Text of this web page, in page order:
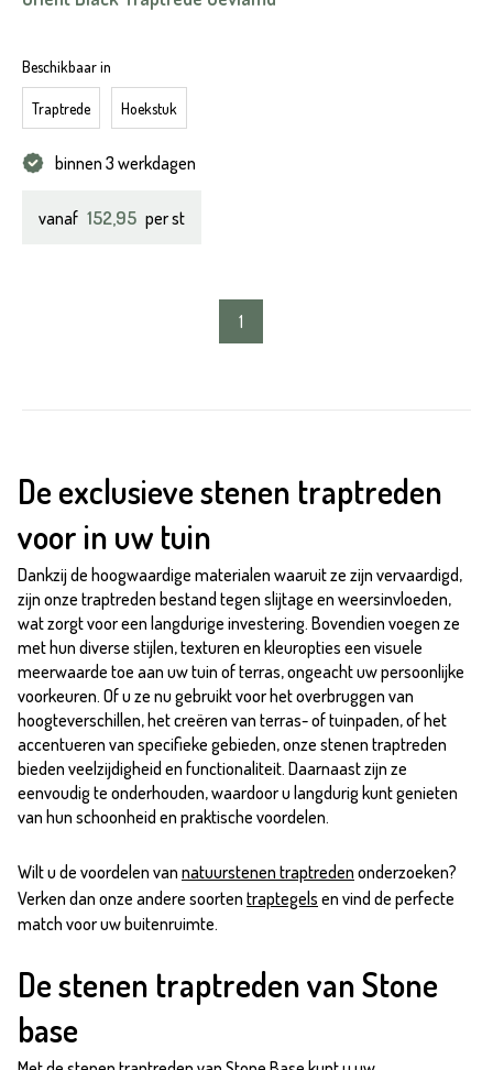
Beschikbaar in
Traptrede Hoekstuk
binnen 3 werkdagen
vanaf 152,95 per st
1
De exclusieve stenen traptreden
voor in uw tuin
Dankzij de hoogwaardige materialen waaruit ze zijn vervaardigd,
zijn onze traptreden bestand tegen slijtage en weersinvloeden,
wat zorgt voor een langdurige investering. Bovendien voegen ze
met hun diverse stijlen, texturen en kleuropties een visuele
meerwaarde toe aan uw tuin of terras, ongeacht uw persoonlijke
voorkeuren. Of u ze nu gebruikt voor het overbruggen van
hoogteverschillen, het creëren van terras- of tuinpaden, of het
accentueren van specifieke gebieden, onze stenen traptreden
bieden veelzijdigheid en functionaliteit. Daarnaast zijn ze
eenvoudig te onderhouden, waardoor u langdurig kunt genieten
van hun schoonheid en praktische voordelen.
Wilt u de voordelen van natuurstenen traptreden onderzoeken?
Verken dan onze andere soorten traptegels en vind de perfecte
match voor uw buitenruimte.
De stenen traptreden van Stone
base